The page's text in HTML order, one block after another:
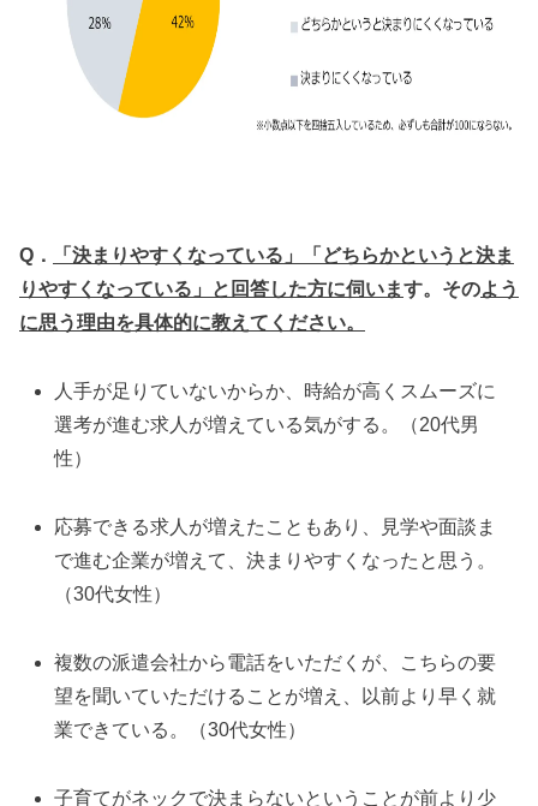
Q．
「決まりやすくなっている」「どちらかというと決ま
りやすくなっている」と回答した方に伺います。そのよう
に思う理由を具体的に教えてください。
人手が足りていないからか、時給が高くスムーズに
選考が進む求人が増えている気がする。（20代男
性）
応募できる求人が増えたこともあり、見学や面談ま
で進む企業が増えて、決まりやすくなったと思う。
（30代女性）
複数の派遣会社から電話をいただくが、こちらの要
望を聞いていただけることが増え、以前より早く就
業できている。（30代女性）
子育てがネックで決まらないということが前より少